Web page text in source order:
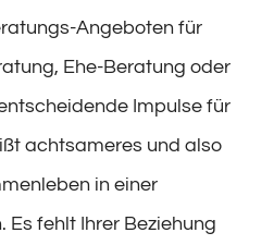
Angeboten für
Ehe-Beratung oder
Impulse für
achtsameres und also
in einer
fehlt Ihrer Beziehung